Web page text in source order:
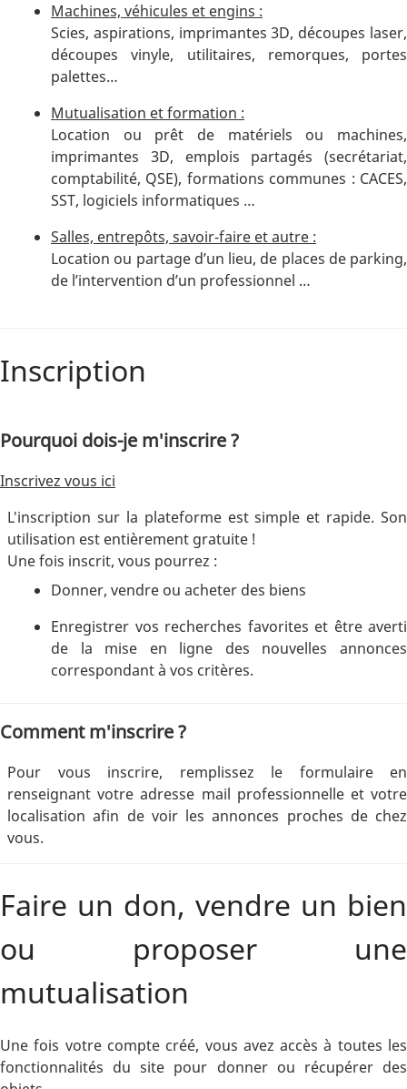
Machines, véhicules et engins :
Scies, aspirations, imprimantes 3D, découpes laser,
découpes vinyle, utilitaires, remorques, portes
palettes…
Mutualisation et formation :
Location ou prêt de matériels ou machines,
imprimantes 3D, emplois partagés (secrétariat,
comptabilité, QSE), formations communes : CACES,
SST, logiciels informatiques …
Salles, entrepôts, savoir-faire et autre :
Location ou partage d’un lieu, de places de parking,
de l’intervention d’un professionnel …
Inscription
Pourquoi dois-je m'inscrire ?
Inscrivez vous ici
L'inscription sur la plateforme est simple et rapide. Son
utilisation est entièrement gratuite !
Une fois inscrit, vous pourrez :
Donner, vendre ou acheter des biens
Enregistrer vos recherches favorites et être averti
de la mise en ligne des nouvelles annonces
correspondant à vos critères.
Comment m'inscrire ?
Pour vous inscrire, remplissez le formulaire en
renseignant votre adresse mail professionnelle et votre
localisation afin de voir les annonces proches de chez
vous.
Faire un don, vendre un bien
ou proposer une
mutualisation
Une fois votre compte créé, vous avez accès à toutes les
fonctionnalités du site pour donner ou récupérer des